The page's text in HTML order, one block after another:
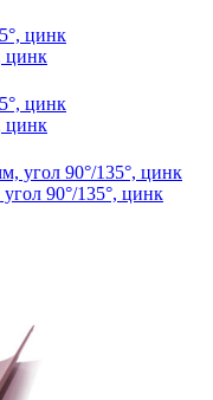
цинк
цинк
90°/135°, цинк